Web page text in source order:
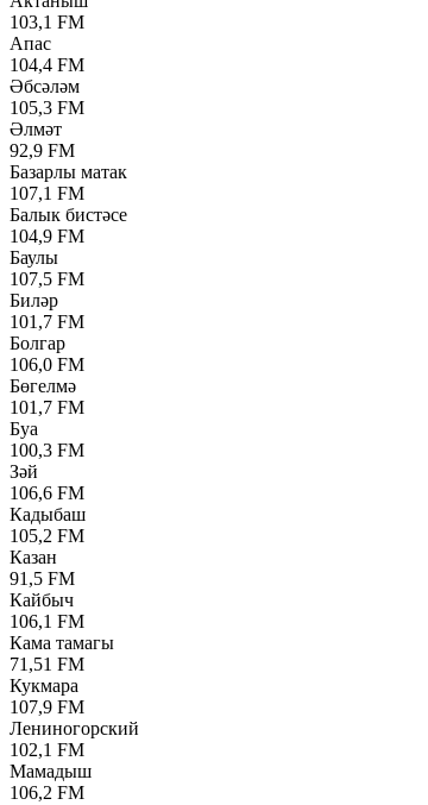
103,1 FM
Апас
104,4 FM
Әбсәләм
105,3 FM
Әлмәт
92,9 FM
Базарлы матак
107,1 FM
Балык бистәсе
104,9 FM
Баулы
107,5 FM
Биләр
101,7 FM
Болгар
106,0 FM
Бөгелмә
101,7 FM
Буа
100,3 FM
Зәй
106,6 FM
Кадыбаш
105,2 FM
Казан
91,5 FM
Кайбыч
106,1 FM
Кама тамагы
71,51 FM
Кукмара
107,9 FM
Лениногорский
102,1 FM
Мамадыш
106,2 FM